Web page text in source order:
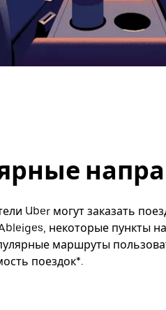
Uber могут заказать
некоторые пункты
маршруты
поездок*.